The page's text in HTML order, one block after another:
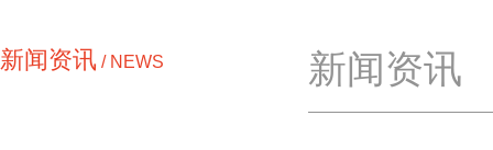
新闻资讯 / NEWS 新闻资讯